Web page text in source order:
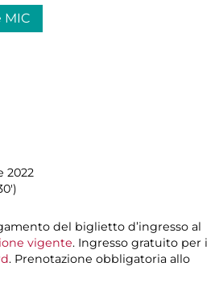
MIC
2022
del biglietto d’ingresso al
vigente. Ingresso gratuito per i
. Prenotazione obbligatoria allo